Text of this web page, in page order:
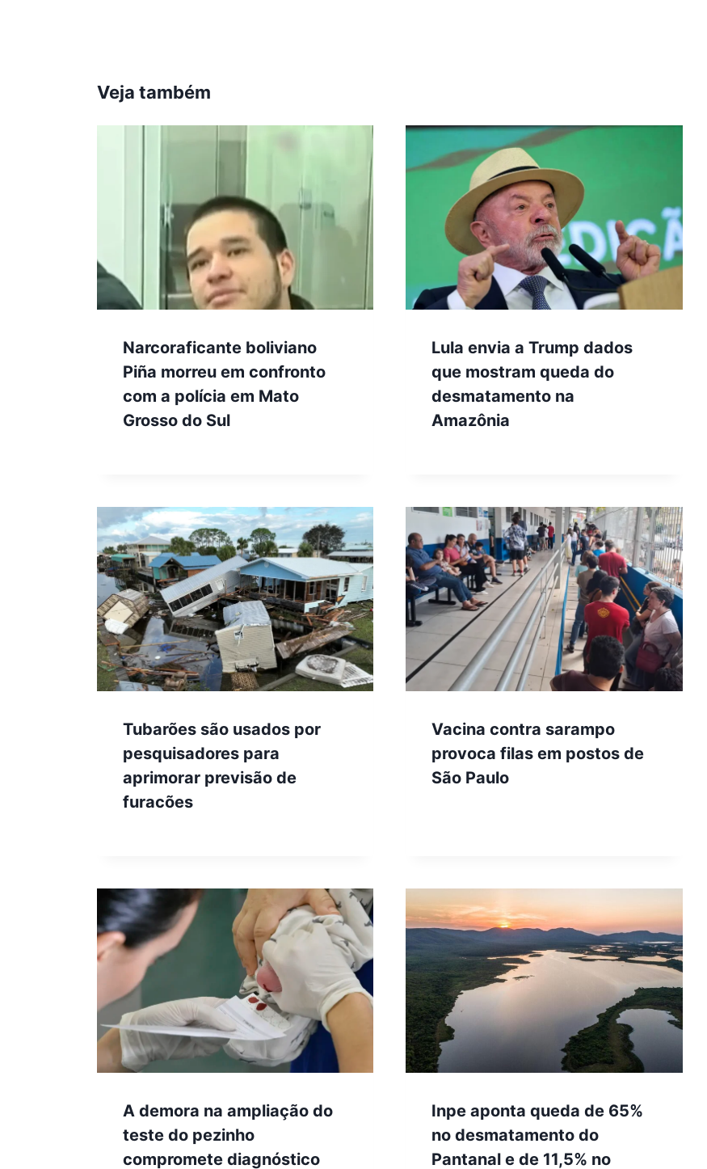
Veja também
Narcoraficante boliviano
Piña morreu em confronto
com a polícia em Mato
Grosso do Sul
Lula envia a Trump dados
que mostram queda do
desmatamento na
Amazônia
Tubarões são usados por
pesquisadores para
aprimorar previsão de
furacões
Vacina contra sarampo
provoca filas em postos de
São Paulo
A demora na ampliação do
teste do pezinho
compromete diagnóstico
Inpe aponta queda de 65%
no desmatamento do
Pantanal e de 11,5% no